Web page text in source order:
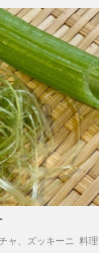
ャ、ズッキーニ 料理